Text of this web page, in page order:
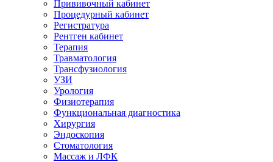
Прививочный кабинет
Процедурный кабинет
Регистратура
Рентген кабинет
Терапия
Травматология
Трансфузиология
УЗИ
Урология
Физиотерапия
Функциональная диагностика
Хирургия
Эндоскопия
Стоматология
Массаж и ЛФК